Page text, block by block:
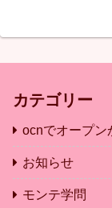
カテゴリー
ocnでオープン
お知らせ
モンテ学問